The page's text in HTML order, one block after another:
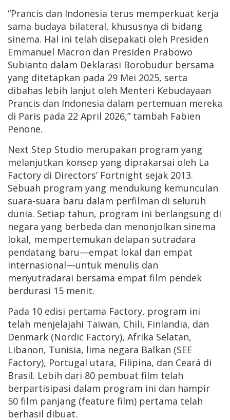
“Prancis dan Indonesia terus memperkuat kerja
sama budaya bilateral, khususnya di bidang
sinema. Hal ini telah disepakati oleh Presiden
Emmanuel Macron dan Presiden Prabowo
Subianto dalam Deklarasi Borobudur bersama
yang ditetapkan pada 29 Mei 2025, serta
dibahas lebih lanjut oleh Menteri Kebudayaan
Prancis dan Indonesia dalam pertemuan mereka
di Paris pada 22 April 2026,” tambah Fabien
Penone.
Next Step Studio merupakan program yang
melanjutkan konsep yang diprakarsai oleh La
Factory di Directors’ Fortnight sejak 2013.
Sebuah program yang mendukung kemunculan
suara-suara baru dalam perfilman di seluruh
dunia. Setiap tahun, program ini berlangsung di
negara yang berbeda dan menonjolkan sinema
lokal, mempertemukan delapan sutradara
pendatang baru—empat lokal dan empat
internasional—untuk menulis dan
menyutradarai bersama empat film pendek
berdurasi 15 menit.
Pada 10 edisi pertama Factory, program ini
telah menjelajahi Taiwan, Chili, Finlandia, dan
Denmark (Nordic Factory), Afrika Selatan,
Libanon, Tunisia, lima negara Balkan (SEE
Factory), Portugal utara, Filipina, dan Ceará di
Brasil. Lebih dari 80 pembuat film telah
berpartisipasi dalam program ini dan hampir
50 film panjang (feature film) pertama telah
berhasil dibuat.